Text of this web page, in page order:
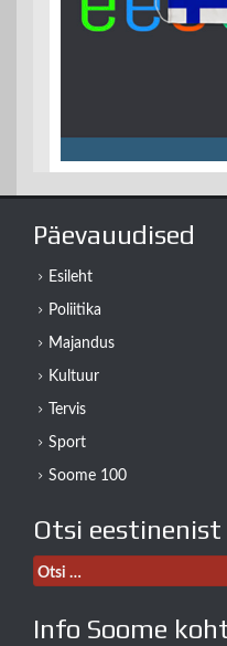
Päevauudised
Esileht
Poliitika
Majandus
Kultuur
Tervis
Sport
Soome 100
Otsi eestinenist
Otsi:
Info Soome